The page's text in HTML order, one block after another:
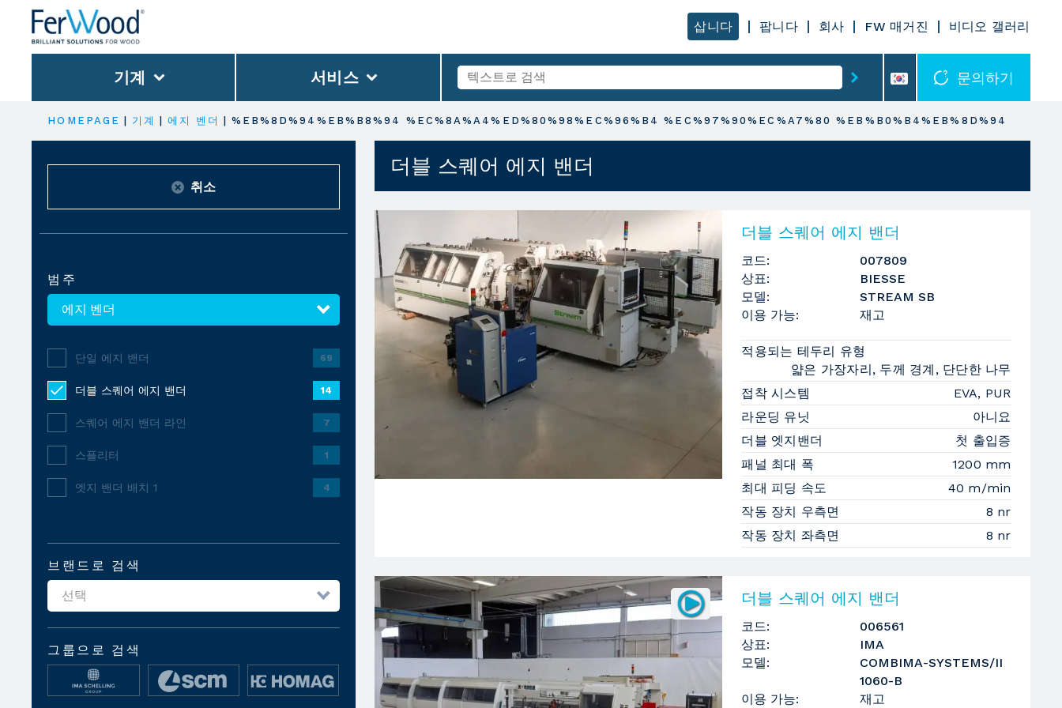
삽니다 팝니다 회사 FW 매거진 비디오 갤러리
기계 서비스 문의하기
HOMEPAGE 기계 에지 벤더 %EB%8D%94%EB%B8%94 %EC%8A%A4%ED%80%98%EC%96%B4 %EC%97%90%EC%A7%80 %EB%B0%B4%EB%8D%94
취소
범주
단일 에지 밴더 69
더블 스퀘어 에지 밴더 14
스퀘어 에지 밴더 라인 7
스플리터 1
엣지 밴더 배치 1 4
브랜드로 검색
그룹으로 검색
더블 스퀘어 에지 밴더
더블 스퀘어 에지 밴더
코드:
007809
상표:
BIESSE
모델:
STREAM SB
이용 가능:
재고
적용되는 테두리 유형
얇은 가장자리, 두께 경계, 단단한 나무
접착 시스템
EVA, PUR
라운딩 유닛
아니요
더블 엣지밴더
첫 출입증
패널 최대 폭
1200 mm
최대 피딩 속도
40 m/min
작동 장치 우측면
8 nr
작동 장치 좌측면
8 nr
더블 스퀘어 에지 밴더
코드:
006561
상표:
IMA
모델:
COMBIMA-SYSTEMS/II
1060-B
이용 가능:
재고